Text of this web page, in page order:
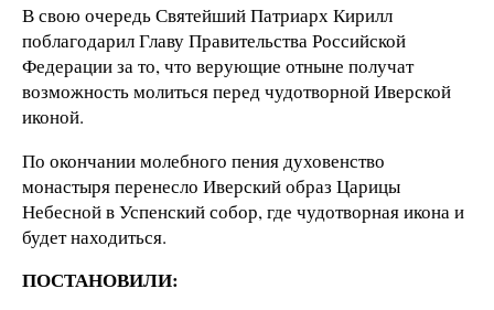
В свою очередь Святейший Патриарх Кирилл
поблагодарил Главу Правительства Российской
Федерации за то, что верующие отныне получат
возможность молиться перед чудотворной Иверской
иконой.
По окончании молебного пения духовенство
монастыря перенесло Иверский образ Царицы
Небесной в Успенский собор, где чудотворная икона и
будет находиться.
ПОСТАНОВИЛИ: